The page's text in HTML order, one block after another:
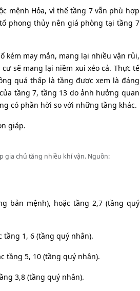
mệnh Hỏa, vì thế tầng 7 vẫn phù hợp
phong thủy nên giá phòng tại tầng 7
kém may mắn, mang lại nhiều vận rủi,
sẽ mang lại niềm xui xẻo cả. Thực tế
quá thấp là tầng được xem là đáng
tầng 7, tầng 13 do ảnh hưởng quan
có phần hời so với những tầng khác.
giáp.
gia chủ tăng nhiều khí vận. Nguồn:
bản mệnh), hoặc tầng 2,7 (tầng quý
tầng 1, 6 (tầng quý nhân).
tầng 5, 10 (tầng quý nhân).
3,8 (tầng quý nhân).